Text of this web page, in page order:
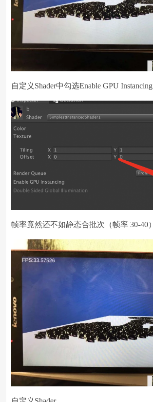
自定义Shader中勾选Enable GPU Instancing
帧率竟然还不如静态合批次（帧率 30-40）